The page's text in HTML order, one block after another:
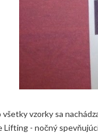
vzorky sa
Lifting - nočný